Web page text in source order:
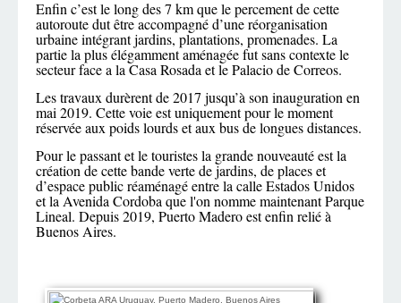
Enfin c’est le long des 7 km que le percement de cette
autoroute dut être accompagné d’une réorganisation
urbaine intégrant jardins, plantations, promenades. La
partie la plus élégamment aménagée fut sans contexte le
secteur face a la Casa Rosada et le Palacio de Correos.
Les travaux durèrent de 2017 jusqu’à son inauguration en
mai 2019. Cette voie est uniquement pour le moment
réservée aux poids lourds et aux bus de longues distances.
Pour le passant et le touristes la grande nouveauté est la
création de cette bande verte de jardins, de places et
d’espace public réaménagé entre la calle Estados Unidos
et la Avenida Cordoba que l'on nomme maintenant Parque
Lineal. Depuis 2019, Puerto Madero est enfin relié à
Buenos Aires.